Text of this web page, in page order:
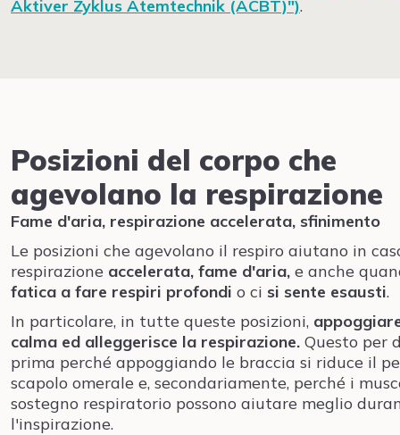
Aktiver Zyklus Atemtechnik (ACBT)").
Posizioni del corpo che
agevolano la respirazione
Fame d'aria, respirazione accelerata, sfinimento
Le posizioni che agevolano il respiro aiutano in
respirazione accelerata, fame d'aria, e anche
fatica a fare respiri profondi o ci si sente esausti.
In particolare, in tutte queste posizioni,
calma ed alleggerisce la respirazione. Questo per
prima perché appoggiando le braccia si riduce il
scapolo omerale e, secondariamente, perché i
sostegno respiratorio possono aiutare meglio
l'inspirazione.